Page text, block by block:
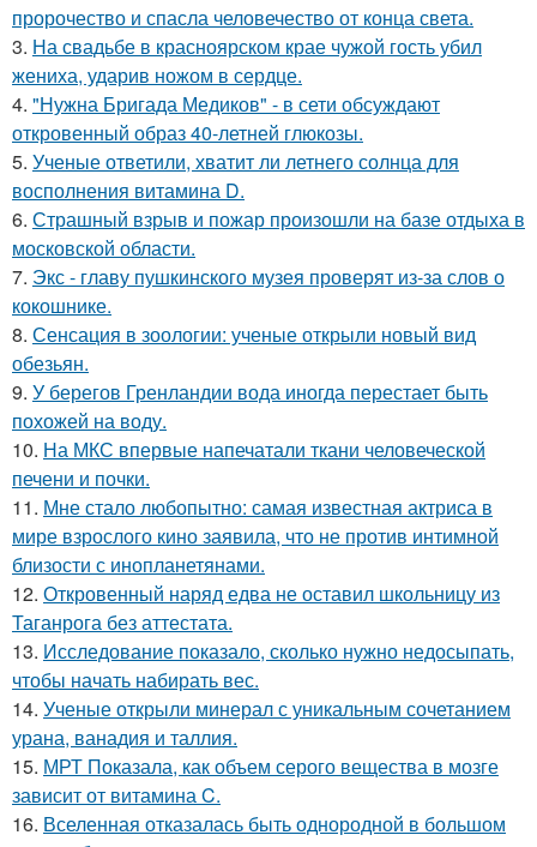
пророчество и спасла человечество от конца света.
3. На свадьбе в красноярском крае чужой гость убил
жениха, ударив ножом в сердце.
4. "Нужна Бригада Медиков" - в сети обсуждают
откровенный образ 40-летней глюкозы.
5. Ученые ответили, хватит ли летнего солнца для
восполнения витамина D.
6. Страшный взрыв и пожар произошли на базе отдыха в
московской области.
7. Экс - главу пушкинского музея проверят из-за слов о
кокошнике.
8. Сенсация в зоологии: ученые открыли новый вид
обезьян.
9. У берегов Гренландии вода иногда перестает быть
похожей на воду.
10. На МКС впервые напечатали ткани человеческой
печени и почки.
11. Мне стало любопытно: самая известная актриса в
мире взрослого кино заявила, что не против интимной
близости с инопланетянами.
12. Откровенный наряд едва не оставил школьницу из
Таганрога без аттестата.
13. Исследование показало, сколько нужно недосыпать,
чтобы начать набирать вес.
14. Ученые открыли минерал с уникальным сочетанием
урана, ванадия и таллия.
15. МРТ Показала, как объем серого вещества в мозге
зависит от витамина C.
16. Вселенная отказалась быть однородной в большом